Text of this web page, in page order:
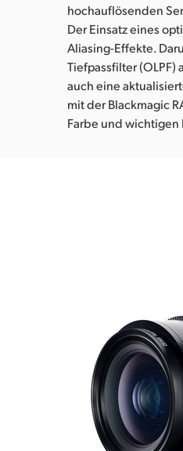
hochauflösenden
Der Einsatz eines
Aliasing-Effekte.
Tiefpassfilter (OLPF)
auch eine
mit der Blackmagic
Farbe und